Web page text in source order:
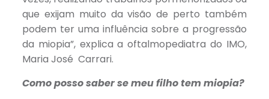
que exijam muito da visão de perto também
podem ter uma influência sobre a progressão
da miopia”, explica a oftalmopediatra do IMO,
Maria José Carrari.
Como posso saber se meu filho tem miopia?